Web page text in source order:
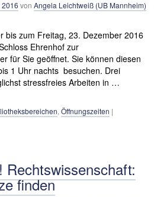
2016 von Angela Leichtweiß (UB Mannheim)
bis zum Freitag, 23. Dezember 2016
Ehrenhof zur
für Sie geöffnet. Sie können diesen
1 Uhr nachts besuchen. Drei
stressfreies Arbeiten in …
, Öffnungszeiten |
Rechtswissenschaft:
finden